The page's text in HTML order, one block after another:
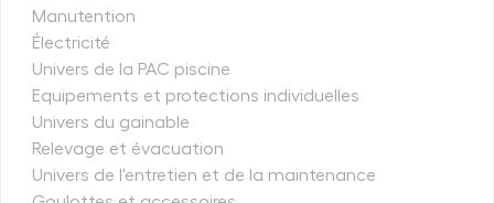
Manutention
Électricité
Univers de la PAC piscine
Equipements et protections individuelles
Univers du gainable
Relevage et évacuation
Univers de l'entretien et de la maintenance